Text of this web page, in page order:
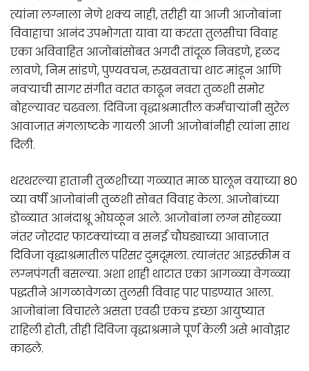
त्यांना लग्नाला नेणे शक्य नाही, तरीही या आजी आजोबांना
विवाहाचा आनंद उपभोगता यावा या करता तुलसीचा विवाह
एका अविवाहित आजोबांसोबत अगदी तांदूळ निवडणे, हळद
लावणे, निम सांडणे, पुण्यवचन, रुखवताचा थाट मांडून आणि
नवऱ्याची सागर संगीत वरात काढून नवरा तुळशी समोर
बोहल्यावर चढवला. दिविजा वृद्धाश्रमातील कर्मचाऱ्यांनी सुरेल
आवाजात मंगलाष्टके गायली आजी आजोबांनीही त्यांना साथ
दिली.
थरथरल्या हातानी तुळशीच्या गळ्यात माळ घालून वयाच्या 80
व्या वर्षी आजोबांनी तुळशी सोबत विवाह केला. आजोबांच्या
डोळ्यात आनंदाश्रू ओघळून आले. आजोबांना लग्न सोहळ्या
नंतर जोरदार फाटक्यांच्या व सनई चौघड्याच्या आवाजात
दिविजा वृद्धाश्रमातील परिसर दुमदूमला. त्यानंतर आइस्क्रीम व
लग्नपंगती बसल्या. अशा शाही थाटात एका आगळ्या वेगळ्या
पद्धतीने आगळावेगळा तुलसी विवाह पार पाडण्यात आला.
आजोबांना विचारले असता एवढी एकच इच्छा आयुष्यात
राहिली होती, तीही दिविजा वृद्धाश्रमाने पूर्ण केली असे भावोद्गार
काढले.